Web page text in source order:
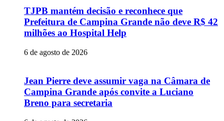
TJPB mantém decisão e reconhece que
Prefeitura de Campina Grande não deve R$ 42
milhões ao Hospital Help
6 de agosto de 2026
Jean Pierre deve assumir vaga na Câmara de
Campina Grande após convite a Luciano
Breno para secretaria